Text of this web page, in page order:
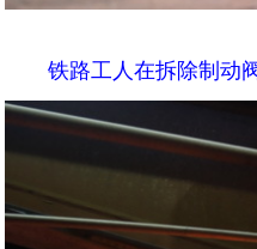
铁路工人在拆除制动阀